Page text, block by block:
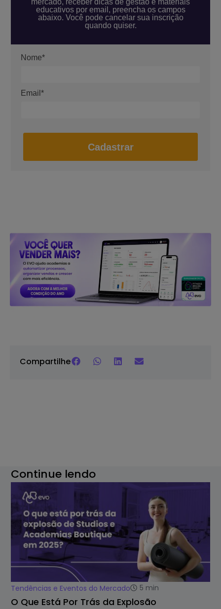
educativos por email, preencha os campos
abaixo. Você pode cancelar sua inscrição
quando quiser.
Nome*
Email*
Cadastrar
Compartilhe
Continue lendo
Tendências e Eventos do Mercado 5 min
O Que Está Por Trás da Explosão